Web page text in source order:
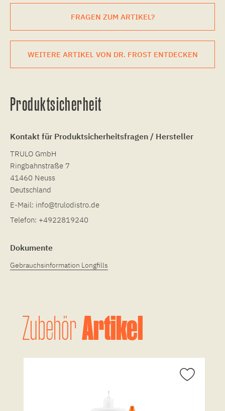
FRAGEN ZUM ARTIKEL?
WEITERE ARTIKEL VON DR. FROST ENTDECKEN
Produktsicherheit
Kontakt für Produktsicherheitsfragen / Hersteller
TRULO GmbH
Ringbahnstraße 7
41460 Neuss
Deutschland
E-Mail: info@trulodistro.de
Telefon: +4922819240
Dokumente
Gebrauchsinformation Longfills
ZubehörArtikel